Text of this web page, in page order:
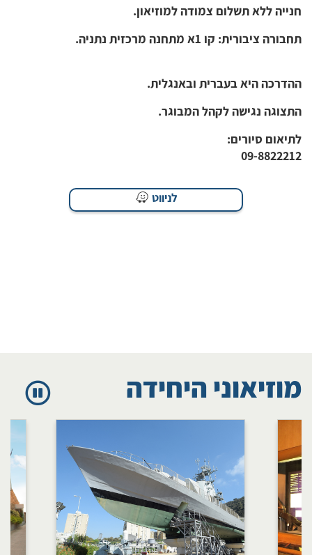
חנייה ללא תשלום צמודה למוזיאון.
תחבורה ציבורית: קו 1א מתחנה מרכזית נתניה.
ההדרכה היא בעברית ובאנגלית.
​התצוגה נגישה לקהל המבוגר.​
לתיאום סיורים:
09-8822212
לניווט
מוזיאוני היחידה